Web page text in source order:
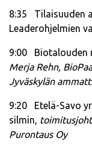
8:35 Tilaisuuden
Leaderohjelmien
9:00 Biotalouden
Merja Rehn,
Jyväskylän
9:20 Etelä-Savo
silmin,
Purontaus Oy